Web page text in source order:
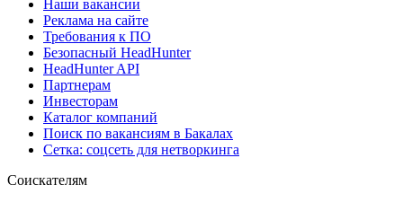
Наши вакансии
Реклама на сайте
Требования к ПО
Безопасный HeadHunter
HeadHunter API
Партнерам
Инвесторам
Каталог компаний
Поиск по вакансиям в Бакалах
Сетка: соцсеть для нетворкинга
Соискателям